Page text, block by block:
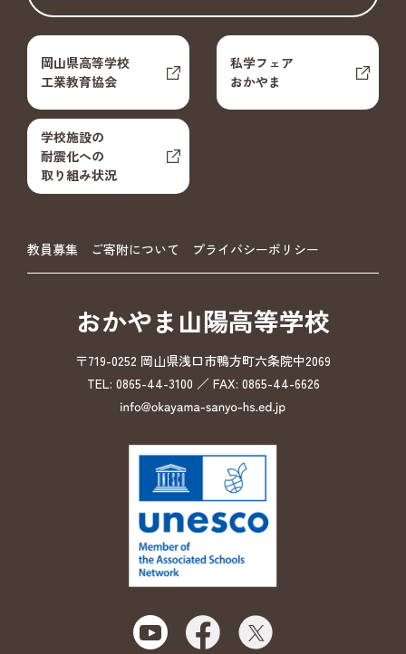
岡山県高等学校
工業教育協会
私学フェア
おかやま
学校施設の
耐震化への
取り組み状況
教員募集 ご寄附について プライバシーポリシー
おかやま山陽高等学校
〒719-0252 岡山県浅口市鴨方町六条院中2069
TEL: 0865-44-3100 ／ FAX: 0865-44-6626